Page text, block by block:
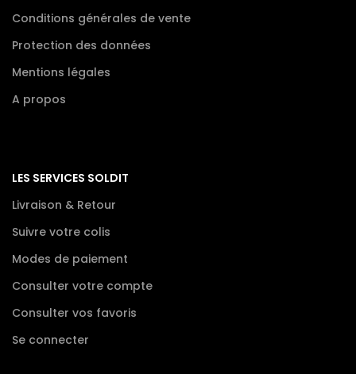
Conditions générales de vente
Protection des données
Mentions légales
A propos
LES SERVICES SOLDIT
Livraison & Retour
Suivre votre colis
Modes de paiement
Consulter votre compte
Consulter vos favoris
Se connecter